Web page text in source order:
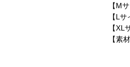
【M
【L
【
【素